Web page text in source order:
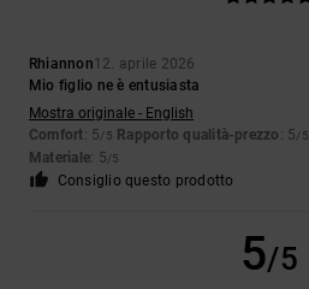
Rhiannon12. aprile 2026
Mio figlio ne è entusiasta
Mostra originale - English
Comfort: 5/5 Rapporto qualità-prezzo : 5/5
Materiale: 5/5
Consiglio questo prodotto
5/5